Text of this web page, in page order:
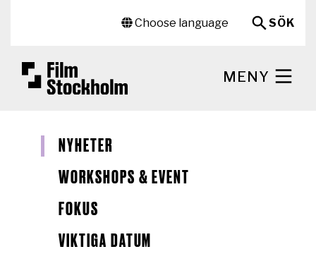
Choose language
SÖK
MENY
NYHETER
WORKSHOPS & EVENT
FOKUS
VIKTIGA DATUM